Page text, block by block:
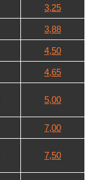
3,25
3,88
4,50
4,65
5,00
7,00
7,50